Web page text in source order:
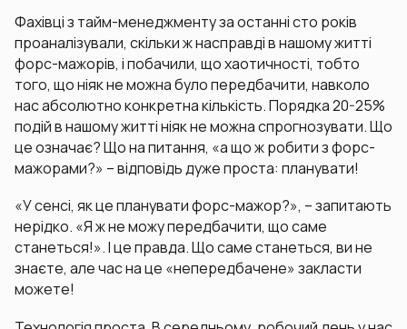
Фахівці з тайм-менеджменту за останні сто років
проаналізували, скільки ж насправді в нашому житті
форс-мажорів, і побачили, що хаотичності, тобто
того, що ніяк не можна було передбачити, навколо
нас абсолютно конкретна кількість. Порядка 20-25%
подій в нашому житті ніяк не можна спрогнозувати. Що
це означає? Що на питання, «а що ж робити з форс-
мажорами?» – відповідь дуже проста: планувати!
«У сенсі, як це планувати форс-мажор?», – запитають
нерідко. «Я ж не можу передбачити, що саме
станеться!». І це правда. Що саме станеться, ви не
знаєте, але час на це «непередбачене» закласти
можете!